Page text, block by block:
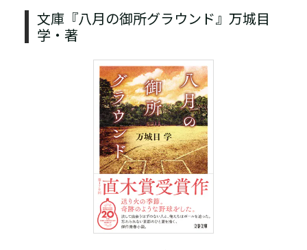
文庫『八月の御所グラウンド』万城目
学・著